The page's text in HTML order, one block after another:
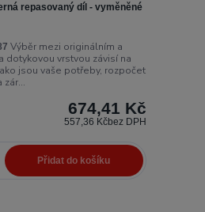
repasovaný díl - vyměněné
Výběr mezi originálním a
dotykovou vrstvou závisí na
jsou vaše potřeby, rozpočet
zár...
674,41 Kč
557,36 Kčbez DPH
Přidat do košíku